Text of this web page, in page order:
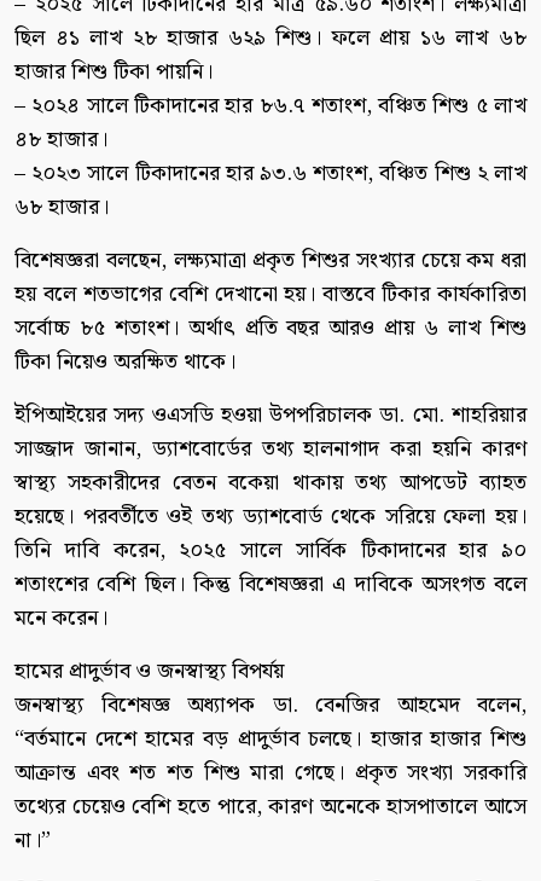
ছিল ৪১ লাখ ২৮ হাজার ৬২৯ শিশু। ফলে প্রায় ১৬ লাখ ৬৮
হাজার শিশু টিকা পায়নি।
– ২০২৪ সালে টিকাদানের হার ৮৬.৭ শতাংশ, বঞ্চিত শিশু ৫ লাখ
৪৮ হাজার।
– ২০২৩ সালে টিকাদানের হার ৯৩.৬ শতাংশ, বঞ্চিত শিশু ২ লাখ
৬৮ হাজার।
বিশেষজ্ঞরা বলছেন, লক্ষ্যমাত্রা প্রকৃত শিশুর সংখ্যার চেয়ে কম ধরা
হয় বলে শতভাগের বেশি দেখানো হয়। বাস্তবে টিকার কার্যকারিতা
সর্বোচ্চ ৮৫ শতাংশ। অর্থাৎ প্রতি বছর আরও প্রায় ৬ লাখ শিশু
টিকা নিয়েও অরক্ষিত থাকে।
ইপিআইয়ের সদ্য ওএসডি হওয়া উপপরিচালক ডা. মো. শাহরিয়ার
সাজ্জাদ জানান, ড্যাশবোর্ডের তথ্য হালনাগাদ করা হয়নি কারণ
স্বাস্থ্য সহকারীদের বেতন বকেয়া থাকায় তথ্য আপডেট ব্যাহত
হয়েছে। পরবর্তীতে ওই তথ্য ড্যাশবোর্ড থেকে সরিয়ে ফেলা হয়।
তিনি দাবি করেন, ২০২৫ সালে সার্বিক টিকাদানের হার ৯০
শতাংশের বেশি ছিল। কিন্তু বিশেষজ্ঞরা এ দাবিকে অসংগত বলে
মনে করেন।
হামের প্রাদুর্ভাব ও জনস্বাস্থ্য বিপর্যয়
জনস্বাস্থ্য বিশেষজ্ঞ অধ্যাপক ডা. বেনজির আহমেদ বলেন,
“বর্তমানে দেশে হামের বড় প্রাদুর্ভাব চলছে। হাজার হাজার শিশু
আক্রান্ত এবং শত শত শিশু মারা গেছে। প্রকৃত সংখ্যা সরকারি
তথ্যের চেয়েও বেশি হতে পারে, কারণ অনেকে হাসপাতালে আসে
না।”